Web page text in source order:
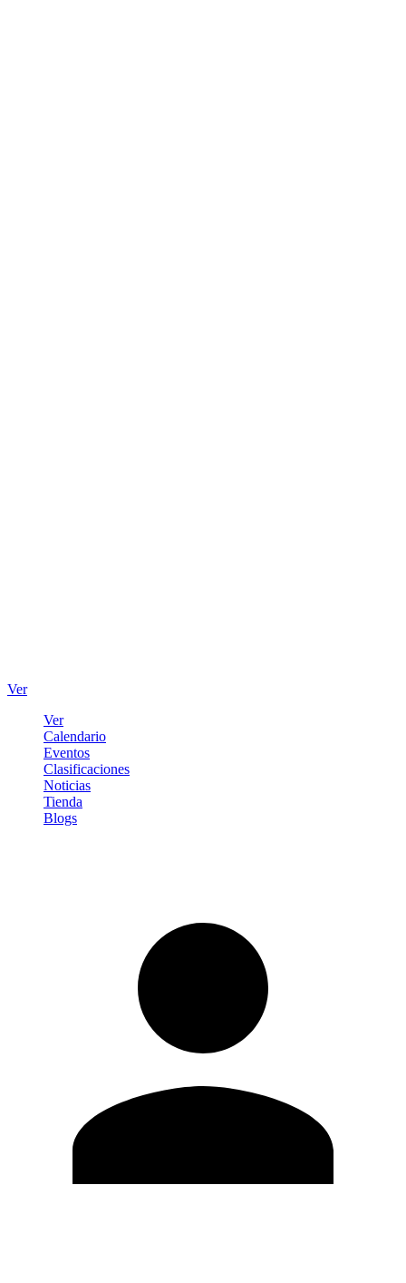
Ver
Ver
Calendario
Eventos
Clasificaciones
Noticias
Tienda
Blogs